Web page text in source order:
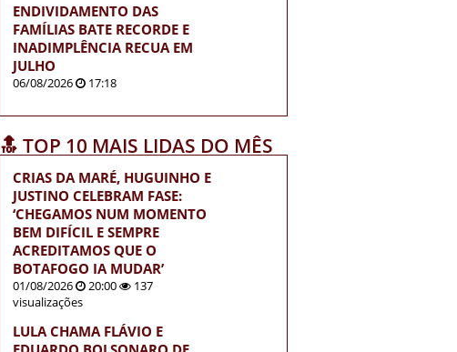
ENDIVIDAMENTO DAS
FAMÍLIAS BATE RECORDE E
INADIMPLÊNCIA RECUA EM
JULHO
06/08/2026 17:18
🔝 TOP 10 MAIS LIDAS DO MÊS
CRIAS DA MARÉ, HUGUINHO E
JUSTINO CELEBRAM FASE:
‘CHEGAMOS NUM MOMENTO
BEM DIFÍCIL E SEMPRE
ACREDITAMOS QUE O
BOTAFOGO IA MUDAR’
01/08/2026 20:00
137
visualizações
LULA CHAMA FLÁVIO E